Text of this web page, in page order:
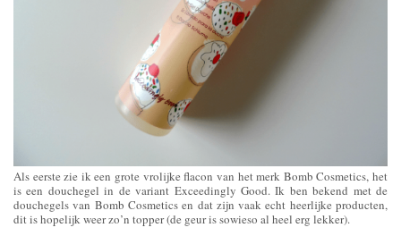
Als eerste zie ik een grote vrolijke flacon van het merk Bomb Cosmetics, het
is een douchegel in de variant Exceedingly Good. Ik ben bekend met de
douchegels van Bomb Cosmetics en dat zijn vaak echt heerlijke producten,
dit is hopelijk weer zo’n topper (de geur is sowieso al heel erg lekker).